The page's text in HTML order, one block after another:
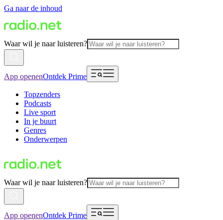
Ga naar de inhoud
Waar wil je naar luisteren?
App openenOntdek Prime
Topzenders
Podcasts
Live sport
In je buurt
Genres
Onderwerpen
Waar wil je naar luisteren?
App openenOntdek Prime